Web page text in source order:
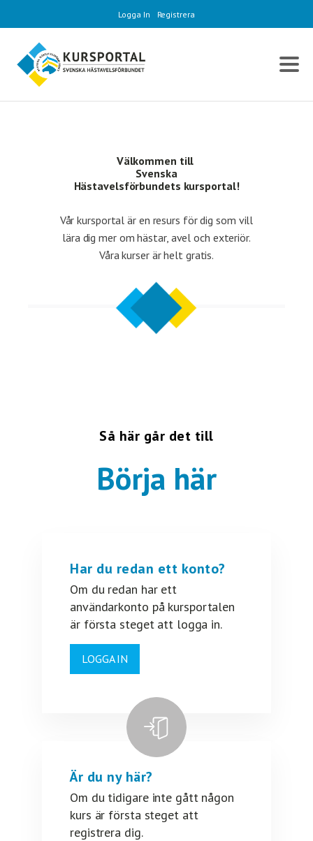
Logga In Registrera
Välkommen till
Svenska
Hästavelsförbundets kursportal!
Vår kursportal är en resurs för dig som vill
lära dig mer om hästar, avel och exteriör.
Våra kurser är helt gratis.
Så här går det till
Börja här
Har du redan ett konto?
Om du redan har ett
användarkonto på kursportalen
är första steget att logga in.
LOGGA IN
Är du ny här?
Om du tidigare inte gått någon
kurs är första steget att
registrera dig.